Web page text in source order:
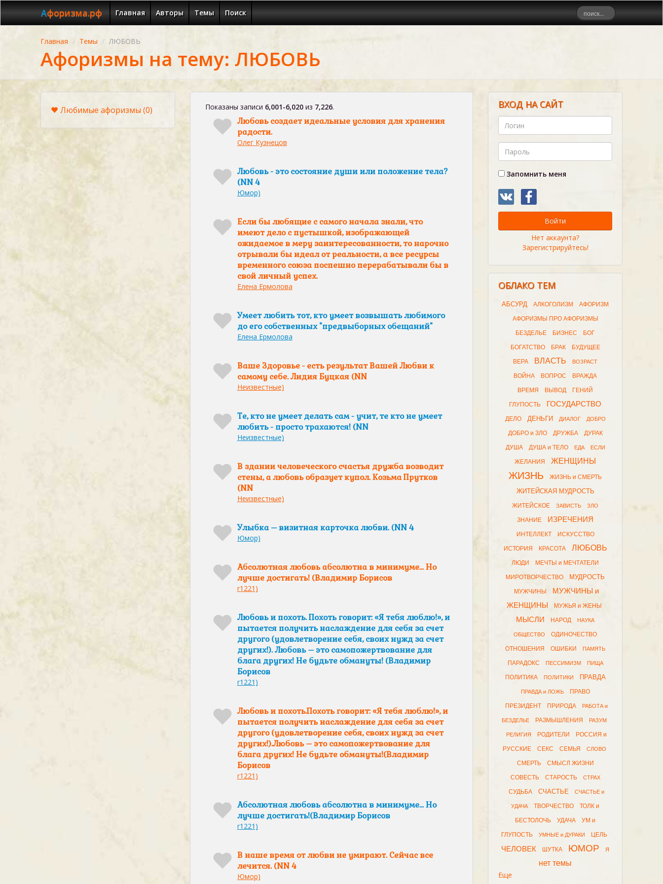
Афоризма.рф Главная Авторы Темы Поиск
Главная Темы ЛЮБОВЬ
Афоризмы на тему: ЛЮБОВЬ
Любимые афоризмы(0) Показаны записи 6,001-6,020из 7,226.
Любовь создает идеальные условия для хранения
радости.
Олег Кузнецов
Любовь - это состояние души или положение тела?
(NN 4
Юмор)
Если бы любящие с самого начала знали, что
имеют дело с пустышкой, изображающей
ожидаемое в меру заинтересованности, то нарочно
отрывали бы идеал от реальности, а все ресурсы
временного союза поспешно перерабатывали бы в
свой личный успех.
Елена Ермолова
Умеет любить тот, кто умеет возвышать любимого
до его собственных "предвыборных обещаний"
Елена Ермолова
Ваше Здоровье - есть результат Вашей Любви к
самому себе. Лидия Буцкая (NN
Неизвестные)
Те, кто не умеет делать сам - учит, те кто не умеет
любить - просто трахаются! (NN
Неизвестные)
В здании человеческого счастья дружба возводит
стены, а любовь образует купол. Козьма Прутков
(NN
Неизвестные)
Улыбка – визитная карточка любви. (NN 4
Юмор)
Абсолютная любовь абсолютна в минимуме... Но
лучше достигать! (Владимир Борисов
r1221)
Любовь и похоть. Похоть говорит: «Я тебя люблю!», и
пытается получить наслаждение для себя за счет
другого (удовлетворение себя, своих нужд за счет
других!). Любовь – это самопожертвование для
блага других! Не будьте обмануты! (Владимир
Борисов
r1221)
Любовь и похоть.Похоть говорит: «Я тебя люблю!», и
пытается получить наслаждение для себя за счет
другого (удовлетворение себя, своих нужд за счет
других!).Любовь – это самопожертвование для
блага других! Не будьте обмануты!(Владимир
Борисов
r1221)
Абсолютная любовь абсолютна в минимуме... Но
лучше достигать!(Владимир Борисов
r1221)
В наше время от любви не умирают. Сейчас все
лечится. (NN 4
Юмор)
ВХОД НА САЙТ
Запомнить меня
Войти
Нет аккаунта?
Зарегистрируйтесь!
ОБЛАКО ТЕМ
АБСУРД АЛКОГОЛИЗМ АФОРИЗМ
АФОРИЗМЫ ПРО АФОРИЗМЫ
БЕЗДЕЛЬЕ БИЗНЕС БОГ
БОГАТСТВО БРАК БУДУЩЕЕ
ВЕРА ВЛАСТЬ ВОЗРАСТ
ВОЙНА ВОПРОС ВРАЖДА
ВРЕМЯ ВЫВОД ГЕНИЙ
ГЛУПОСТЬ ГОСУДАРСТВО
ДЕЛО ДЕНЬГИ ДИАЛОГ ДОБРО
ДОБРО и ЗЛО ДРУЖБА ДУРАК
ДУША ДУША и ТЕЛО ЕДА ЕСЛИ
ЖЕЛАНИЯ ЖЕНЩИНЫ
ЖИЗНЬ ЖИЗНЬ и СМЕРТЬ
ЖИТЕЙСКАЯ МУДРОСТЬ
ЖИТЕЙСКОЕ ЗАВИСТЬ ЗЛО
ЗНАНИЕ ИЗРЕЧЕНИЯ
ИНТЕЛЛЕКТ ИСКУССТВО
ИСТОРИЯ КРАСОТА ЛЮБОВЬ
ЛЮДИ МЕЧТЫ и МЕЧТАТЕЛИ
МИРОТВОРЧЕСТВО МУДРОСТЬ
МУЖЧИНЫ
МУЖЧИНЫ и
ЖЕНЩИНЫ
МУЖЬЯ и ЖЕНЫ
МЫСЛИ НАРОД НАУКА
ОБЩЕСТВО ОДИНОЧЕСТВО
ОТНОШЕНИЯ ОШИБКИ ПАМЯТЬ
ПАРАДОКС ПЕССИМИЗМ ПИЩА
ПОЛИТИКА ПОЛИТИКИ ПРАВДА
ПРАВДА и ЛОЖЬ ПРАВО
ПРЕЗИДЕНТ ПРИРОДА РАБОТА и
БЕЗДЕЛЬЕ РАЗМЫШЛЕНИЯ РАЗУМ
РЕЛИГИЯ РОДИТЕЛИ РОССИЯ и
РУССКИЕ СЕКС СЕМЬЯ СЛОВО
СМЕРТЬ СМЫСЛ ЖИЗНИ
СОВЕСТЬ СТАРОСТЬ СТРАХ
СУДЬБА СЧАСТЬЕ СЧАСТЬЕ и
УДАЧА ТВОРЧЕСТВО ТОЛК и
БЕСТОЛОЧЬ УДАЧА УМ и
ГЛУПОСТЬ УМНЫЕ и ДУРАКИ ЦЕЛЬ
ЧЕЛОВЕК ШУТКА ЮМОР Я
нет темы
Еще